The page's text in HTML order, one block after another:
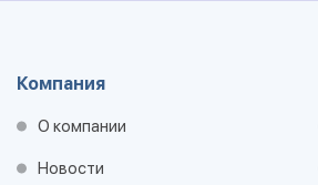
Компания
О компании
Новости